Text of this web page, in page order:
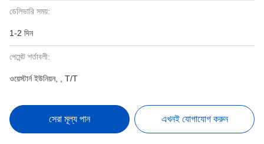
ডেলিভারি সময়:
1-2 দিন
পেমেন্ট শর্তাবলী:
ওয়েস্টার্ন ইউনিয়ন, , T/T
সেরা মূল্য পান এখনই যোগাযোগ করুন